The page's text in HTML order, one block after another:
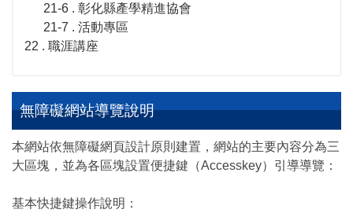
21-6 . 彰化縣產學精進協會
21-7 . 活動專區
22 . 職涯講座
無障礙網站導覽說明
本網站依無障礙網頁設計原則建置，網站的主要內容分為三
大區塊，並為各區塊設置便捷鍵（Accesskey）引導導覽：
基本快捷鍵操作說明：